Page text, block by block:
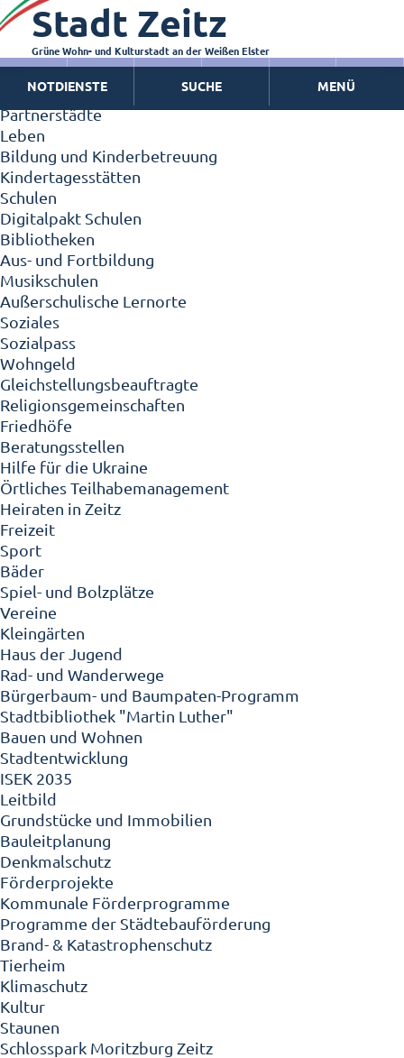
Zeitz - Die Kleinstadt
Willkommen in Zeitz!
Interview mit Oberbürgermeister Christian Thieme
Zeitz - Stadt der Zukunft
Ortschaften
Partnerstädte
Leben
Bildung und Kinderbetreuung
Kindertagesstätten
Schulen
Digitalpakt Schulen
Bibliotheken
Aus- und Fortbildung
Musikschulen
Außerschulische Lernorte
Soziales
Sozialpass
Wohngeld
Gleichstellungsbeauftragte
Religionsgemeinschaften
Friedhöfe
Beratungsstellen
Hilfe für die Ukraine
Örtliches Teilhabemanagement
Heiraten in Zeitz
Freizeit
Sport
Bäder
Spiel- und Bolzplätze
Vereine
Kleingärten
Haus der Jugend
Rad- und Wanderwege
Bürgerbaum- und Baumpaten-Programm
Stadtbibliothek "Martin Luther"
Bauen und Wohnen
Stadtentwicklung
ISEK 2035
Leitbild
Grundstücke und Immobilien
Bauleitplanung
Denkmalschutz
Förderprojekte
Kommunale Förderprogramme
Programme der Städtebauförderung
Brand- & Katastrophenschutz
Tierheim
Klimaschutz
Kultur
Staunen
Schlosspark Moritzburg Zeitz
Stadt Zeitz
Grüne Wohn- und Kulturstadt an der Weißen Elster
NOTDIENSTE SUCHE MENÜ